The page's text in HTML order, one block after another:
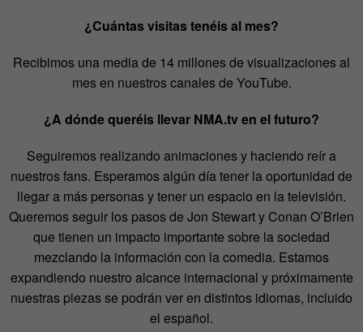
¿Cuántas visitas tenéis al mes?
Recibimos una media de 14 millones de visualizaciones al
mes en nuestros canales de YouTube.
¿A dónde queréis llevar NMA.tv en el futuro?
Seguiremos realizando animaciones y haciendo reír a
nuestros fans. Esperamos algún día tener la oportunidad de
llegar a más personas y tener un espacio en la televisión.
Queremos seguir los pasos de Jon Stewart y Conan O’Brien
que tienen un impacto importante sobre la sociedad
mezclando la información con la comedia. Estamos
expandiendo nuestro alcance internacional y próximamente
nuestras piezas se podrán ver en distintos idiomas, incluido
el español.